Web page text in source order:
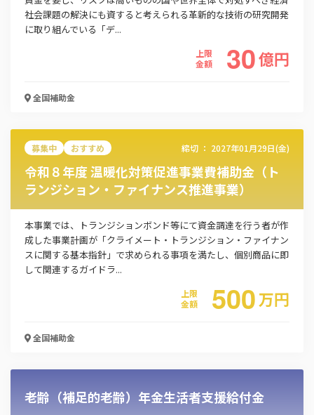
この補助金の情報をPDFダウンロード
社会課題の解決にも資すると考えられる革新的な技術の研究開発
に取り組んでいる「デ...
上限
金額
30億円
全国補助金
募集中 おすすめ 締切 ： 2027年01月29日(金)
令和８年度 温暖化対策促進事業費補助金（ト
ランジション・ファイナンス推進事業）
本事業では、トランジションボンド等にて資金調達を行う者が作
成した事業計画が「クライメート・トランジション・ファイナン
スに関する基本指針」で求められる事項を満たし、個別商品に即
して関連するガイドラ...
上限
金額
500万円
全国補助金
老齢（補足的老齢）年金生活者支援給付金